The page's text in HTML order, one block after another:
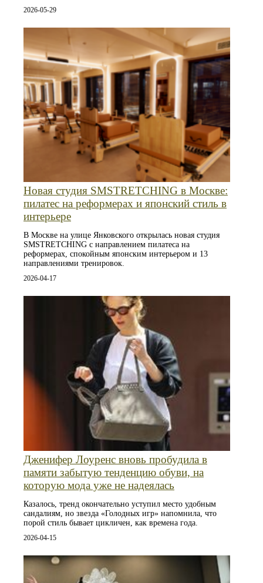
2026-05-29
Новая студия SMSTRETCHING в Москве:
пилатес на реформерах и японский стиль в
интерьере
В Москве на улице Янковского открылась новая студия
SMSTRETCHING с направлением пилатеса на
реформерах, спокойным японским интерьером и 13
направлениями тренировок.
2026-04-17
Дженифер Лоуренс вновь пробудила в
памяти забытую тенденцию обуви, на
которую мода уже не надеялась
Казалось, тренд окончательно уступил место удобным
сандалиям, но звезда «Голодных игр» напомнила, что
порой стиль бывает цикличен, как времена года.
2026-04-15